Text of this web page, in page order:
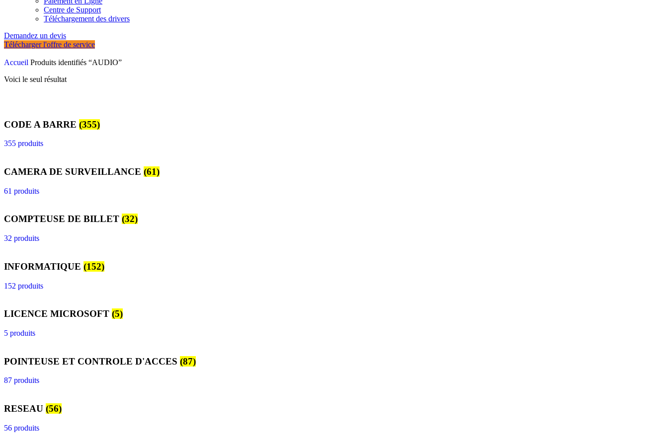
Centre de Support
Téléchargement des drivers
Demandez un devis
Télécharger l'offre de service
Accueil Produits identifiés “AUDIO”
Voici le seul résultat
CODE A BARRE (355)
355 produits
CAMERA DE SURVEILLANCE (61)
61 produits
COMPTEUSE DE BILLET (32)
32 produits
INFORMATIQUE (152)
152 produits
LICENCE MICROSOFT (5)
5 produits
POINTEUSE ET CONTROLE D'ACCES (87)
87 produits
RESEAU (56)
56 produits